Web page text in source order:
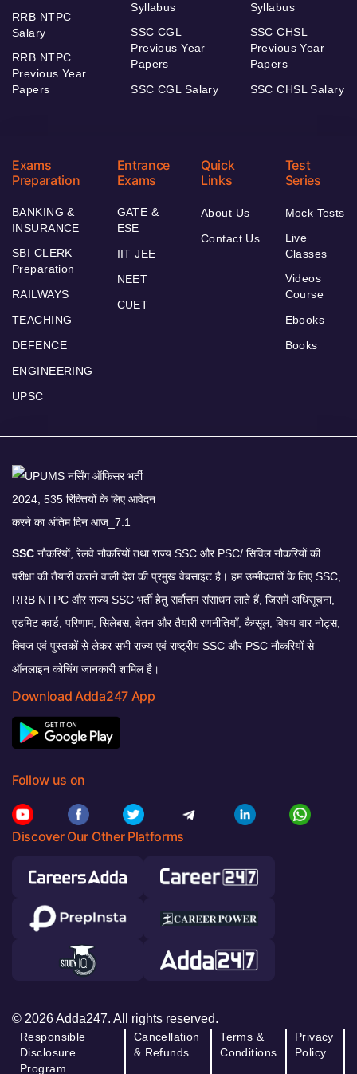
RRB NTPC
Salary
RRB NTPC
Previous Year
Papers
Syllabus
SSC CGL
Previous Year
Papers
SSC CGL Salary
Syllabus
SSC CHSL
Previous Year
Papers
SSC CHSL Salary
Exams
Preparation
BANKING &
INSURANCE
SBI CLERK
Preparation
RAILWAYS
TEACHING
DEFENCE
ENGINEERING
UPSC
Entrance
Exams
GATE &
ESE
IIT JEE
NEET
CUET
Quick
Links
About Us
Contact Us
Test
Series
Mock Tests
Live
Classes
Videos
Course
Ebooks
Books
SSC नौकरियों, रेलवे नौकरियों तथा राज्य SSC और PSC/ सिविल नौकरियों की
परीक्षा की तैयारी कराने वाली देश की प्रमुख वेबसाइट है। हम उम्मीदवारों के लिए SSC,
RRB NTPC और राज्य SSC भर्ती हेतु सर्वोत्तम संसाधन लाते हैं, जिसमें अधिसूचना,
एडमिट कार्ड, परिणाम, सिलेबस, वेतन और तैयारी रणनीतियाँ, कैप्सूल, विषय वार नोट्स,
क्विज एवं पुस्तकों से लेकर सभी राज्य एवं राष्ट्रीय SSC और PSC नौकरियों से
ऑनलाइन कोचिंग जानकारी शामिल है।
Download Adda247 App
Follow us on
Discover Our Other Platforms
© 2026 Adda247. All rights reserved.
Responsible
Disclosure
Program
Cancellation
& Refunds
Terms &
Conditions
Privacy
Policy